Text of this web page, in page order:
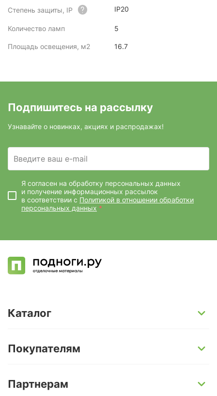
Степень защиты, IP IP20
Количество ламп 5
Площадь освещения, м2 16.7
Подпишитесь на рассылку
Узнавайте о новинках, акциях и распродажах!
Введите ваш e-mail
Я согласен на обработку персональных данных
и получение информационных рассылок
в соответствии с Политикой в отношении обработки
персональных данных *
Каталог
Кварц-винил и LVT-плитка
Ламинат
Покупателям
Условия доставки
Партнерам